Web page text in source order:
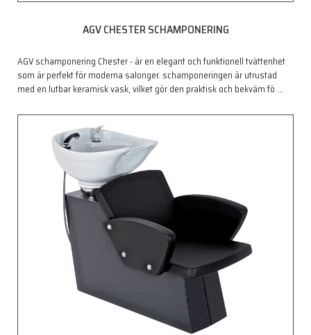
AGV CHESTER SCHAMPONERING
AGV schamponering Chester - är en elegant och funktionell tvättenhet
som är perfekt för moderna salonger. schamponeringen är utrustad
med en lutbar keramisk vask, vilket gör den praktisk och bekväm fö …